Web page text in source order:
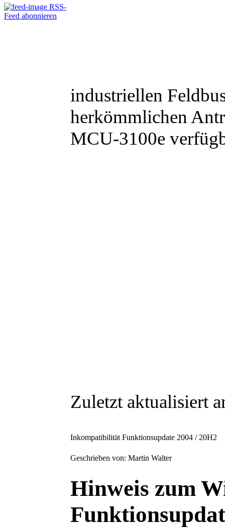
RSS-
Feed abonnieren
industriellen
herkömmlichen
MCU-3100e verfüg
Zuletzt aktualisiert
Inkompatibilität Funktionsupdate 2004 / 20H2
Geschrieben von: Martin Walter
Hinweis zum